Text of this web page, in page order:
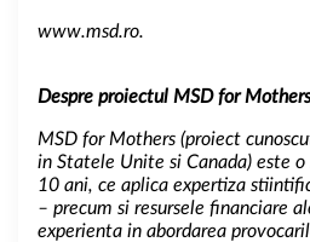
www.msd.ro.
Despre proiectul MSD for Mothers
MSD for Mothers (proiect
in Statele Unite si Canada) este
10 ani, ce aplica expertiza
– precum si resursele financiare
experienta in abordarea